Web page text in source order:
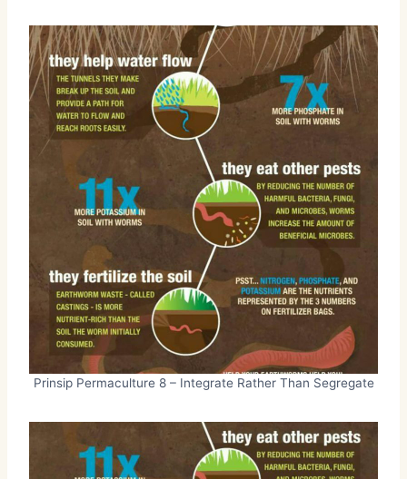
Prinsip Permaculture 8 – Integrate Rather Than Segregate